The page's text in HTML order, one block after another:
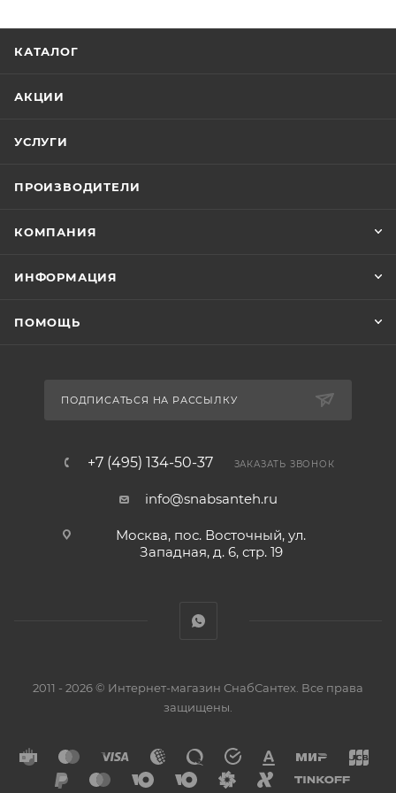
КАТАЛОГ
АКЦИИ
УСЛУГИ
ПРОИЗВОДИТЕЛИ
КОМПАНИЯ
ИНФОРМАЦИЯ
ПОМОЩЬ
ПОДПИСАТЬСЯ НА РАССЫЛКУ
+7 (495) 134-50-37 ЗАКАЗАТЬ ЗВОНОК
info@snabsanteh.ru
Москва, пос. Восточный, ул.
Западная, д. 6, стр. 19
2011 - 2026 © Интернет-магазин СнабСантех. Все права
защищены.